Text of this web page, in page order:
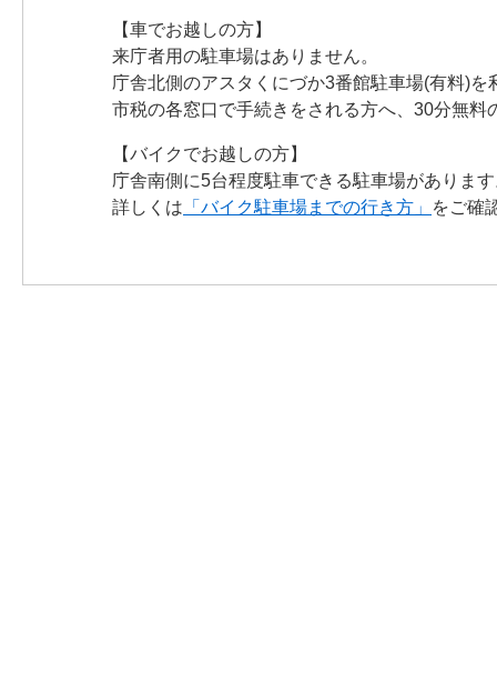
【車でお越しの方】
来庁者用の駐車場はありません。
庁舎北側のアスタくにづか3番館駐車場(有料)を
市税の各窓口で手続きをされる方へ、30分無
【バイクでお越しの方】
庁舎南側に5台程度駐車できる駐車場がありま
詳しくは 「バイク駐車場までの行き方」 をご確